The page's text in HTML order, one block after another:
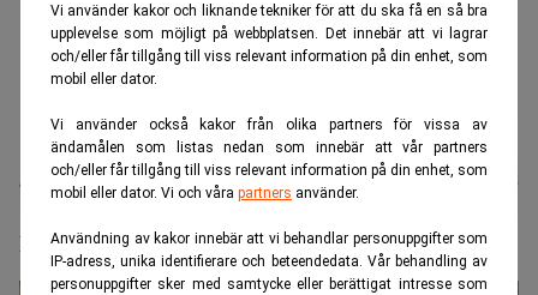
Vi använder kakor och liknande tekniker för att du ska få en så bra
upplevelse som möjligt på webbplatsen. Det innebär att vi lagrar
och/eller får tillgång till viss relevant information på din enhet, som
mobil eller dator.
Vi använder också kakor från olika partners för vissa av
ändamålen som listas nedan som innebär att vår partners
och/eller får tillgång till viss relevant information på din enhet, som
mobil eller dator. Vi och våra partners använder.
Användning av kakor innebär att vi behandlar personuppgifter som
IP-adress, unika identifierare och beteendedata. Vår behandling av
personuppgifter sker med samtycke eller berättigat intresse som
Eric Strand startar ”Sveriges mest riskfyllda fond”